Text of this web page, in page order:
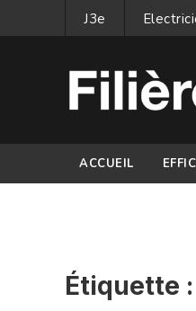
J3e
ACCUEIL
Étiquette :